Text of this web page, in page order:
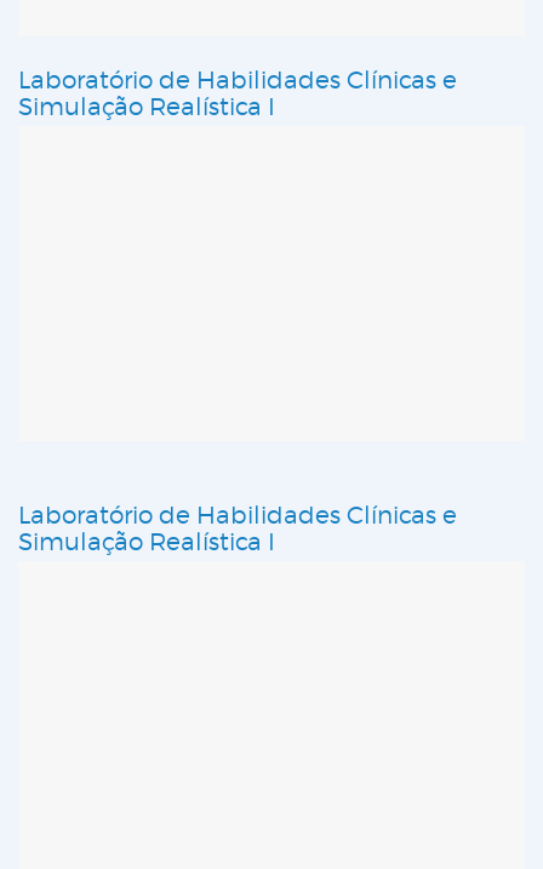
Laboratório de Habilidades Clínicas e
Simulação Realística I
Laboratório de Habilidades Clínicas e
Simulação Realística I